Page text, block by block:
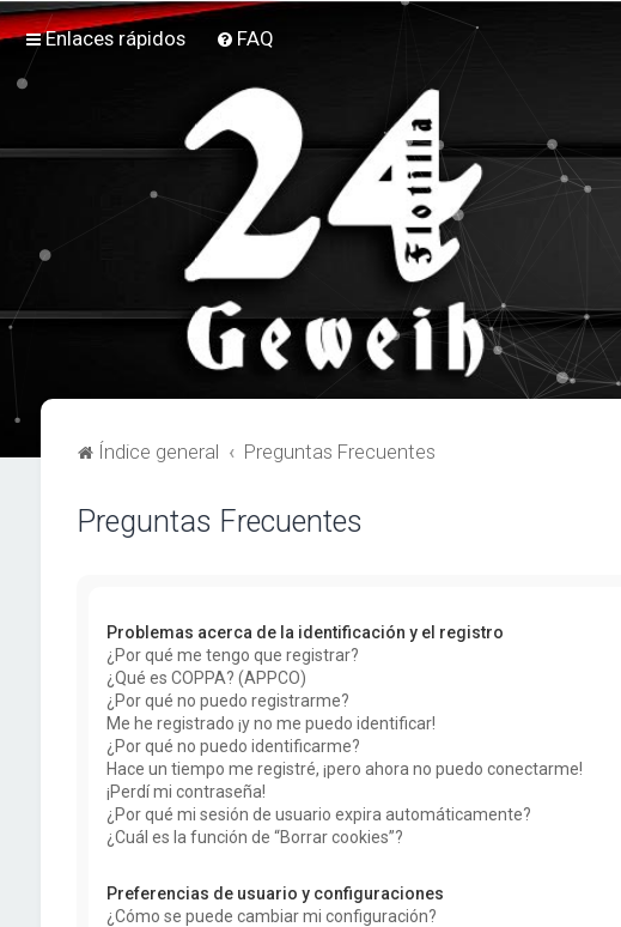
Enlaces rápidos FAQ
Índice general Preguntas Frecuentes
Preguntas Frecuentes
Problemas acerca de la identificación y el registro
¿Por qué me tengo que registrar?
¿Qué es COPPA? (APPCO)
¿Por qué no puedo registrarme?
Me he registrado ¡y no me puedo identificar!
¿Por qué no puedo identificarme?
Hace un tiempo me registré, ¡pero ahora no puedo conectarme!
¡Perdí mi contraseña!
¿Por qué mi sesión de usuario expira automáticamente?
¿Cuál es la función de “Borrar cookies”?
Preferencias de usuario y configuraciones
¿Cómo se puede cambiar mi configuración?